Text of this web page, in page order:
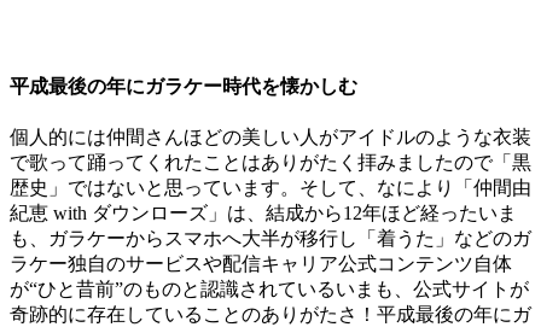
平成最後の年にガラケー時代を懐かしむ
個人的には仲間さんほどの美しい人がアイドルのような衣装
で歌って踊ってくれたことはありがたく拝みましたので「黒
歴史」ではないと思っています。そして、なにより「仲間由
紀恵 with ダウンローズ」は、結成から12年ほど経ったいま
も、ガラケーからスマホへ大半が移行し「着うた」などのガ
ラケー独自のサービスや配信キャリア公式コンテンツ自体
が“ひと昔前”のものと認識されているいまも、公式サイトが
奇跡的に存在していることのありがたさ！平成最後の年にガ